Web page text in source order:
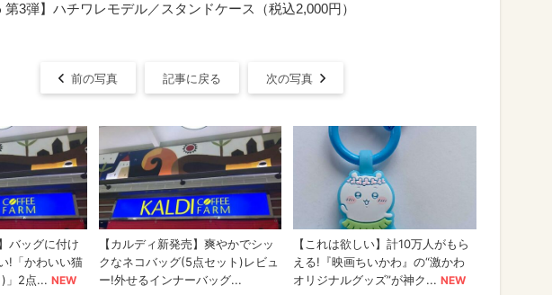
第3弾】ハチワレモデル／スタンドケース（税込2,000円）
前の写真 記事に戻る 次の写真